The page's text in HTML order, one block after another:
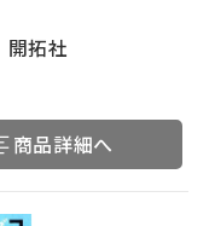
開拓社
商品詳細へ